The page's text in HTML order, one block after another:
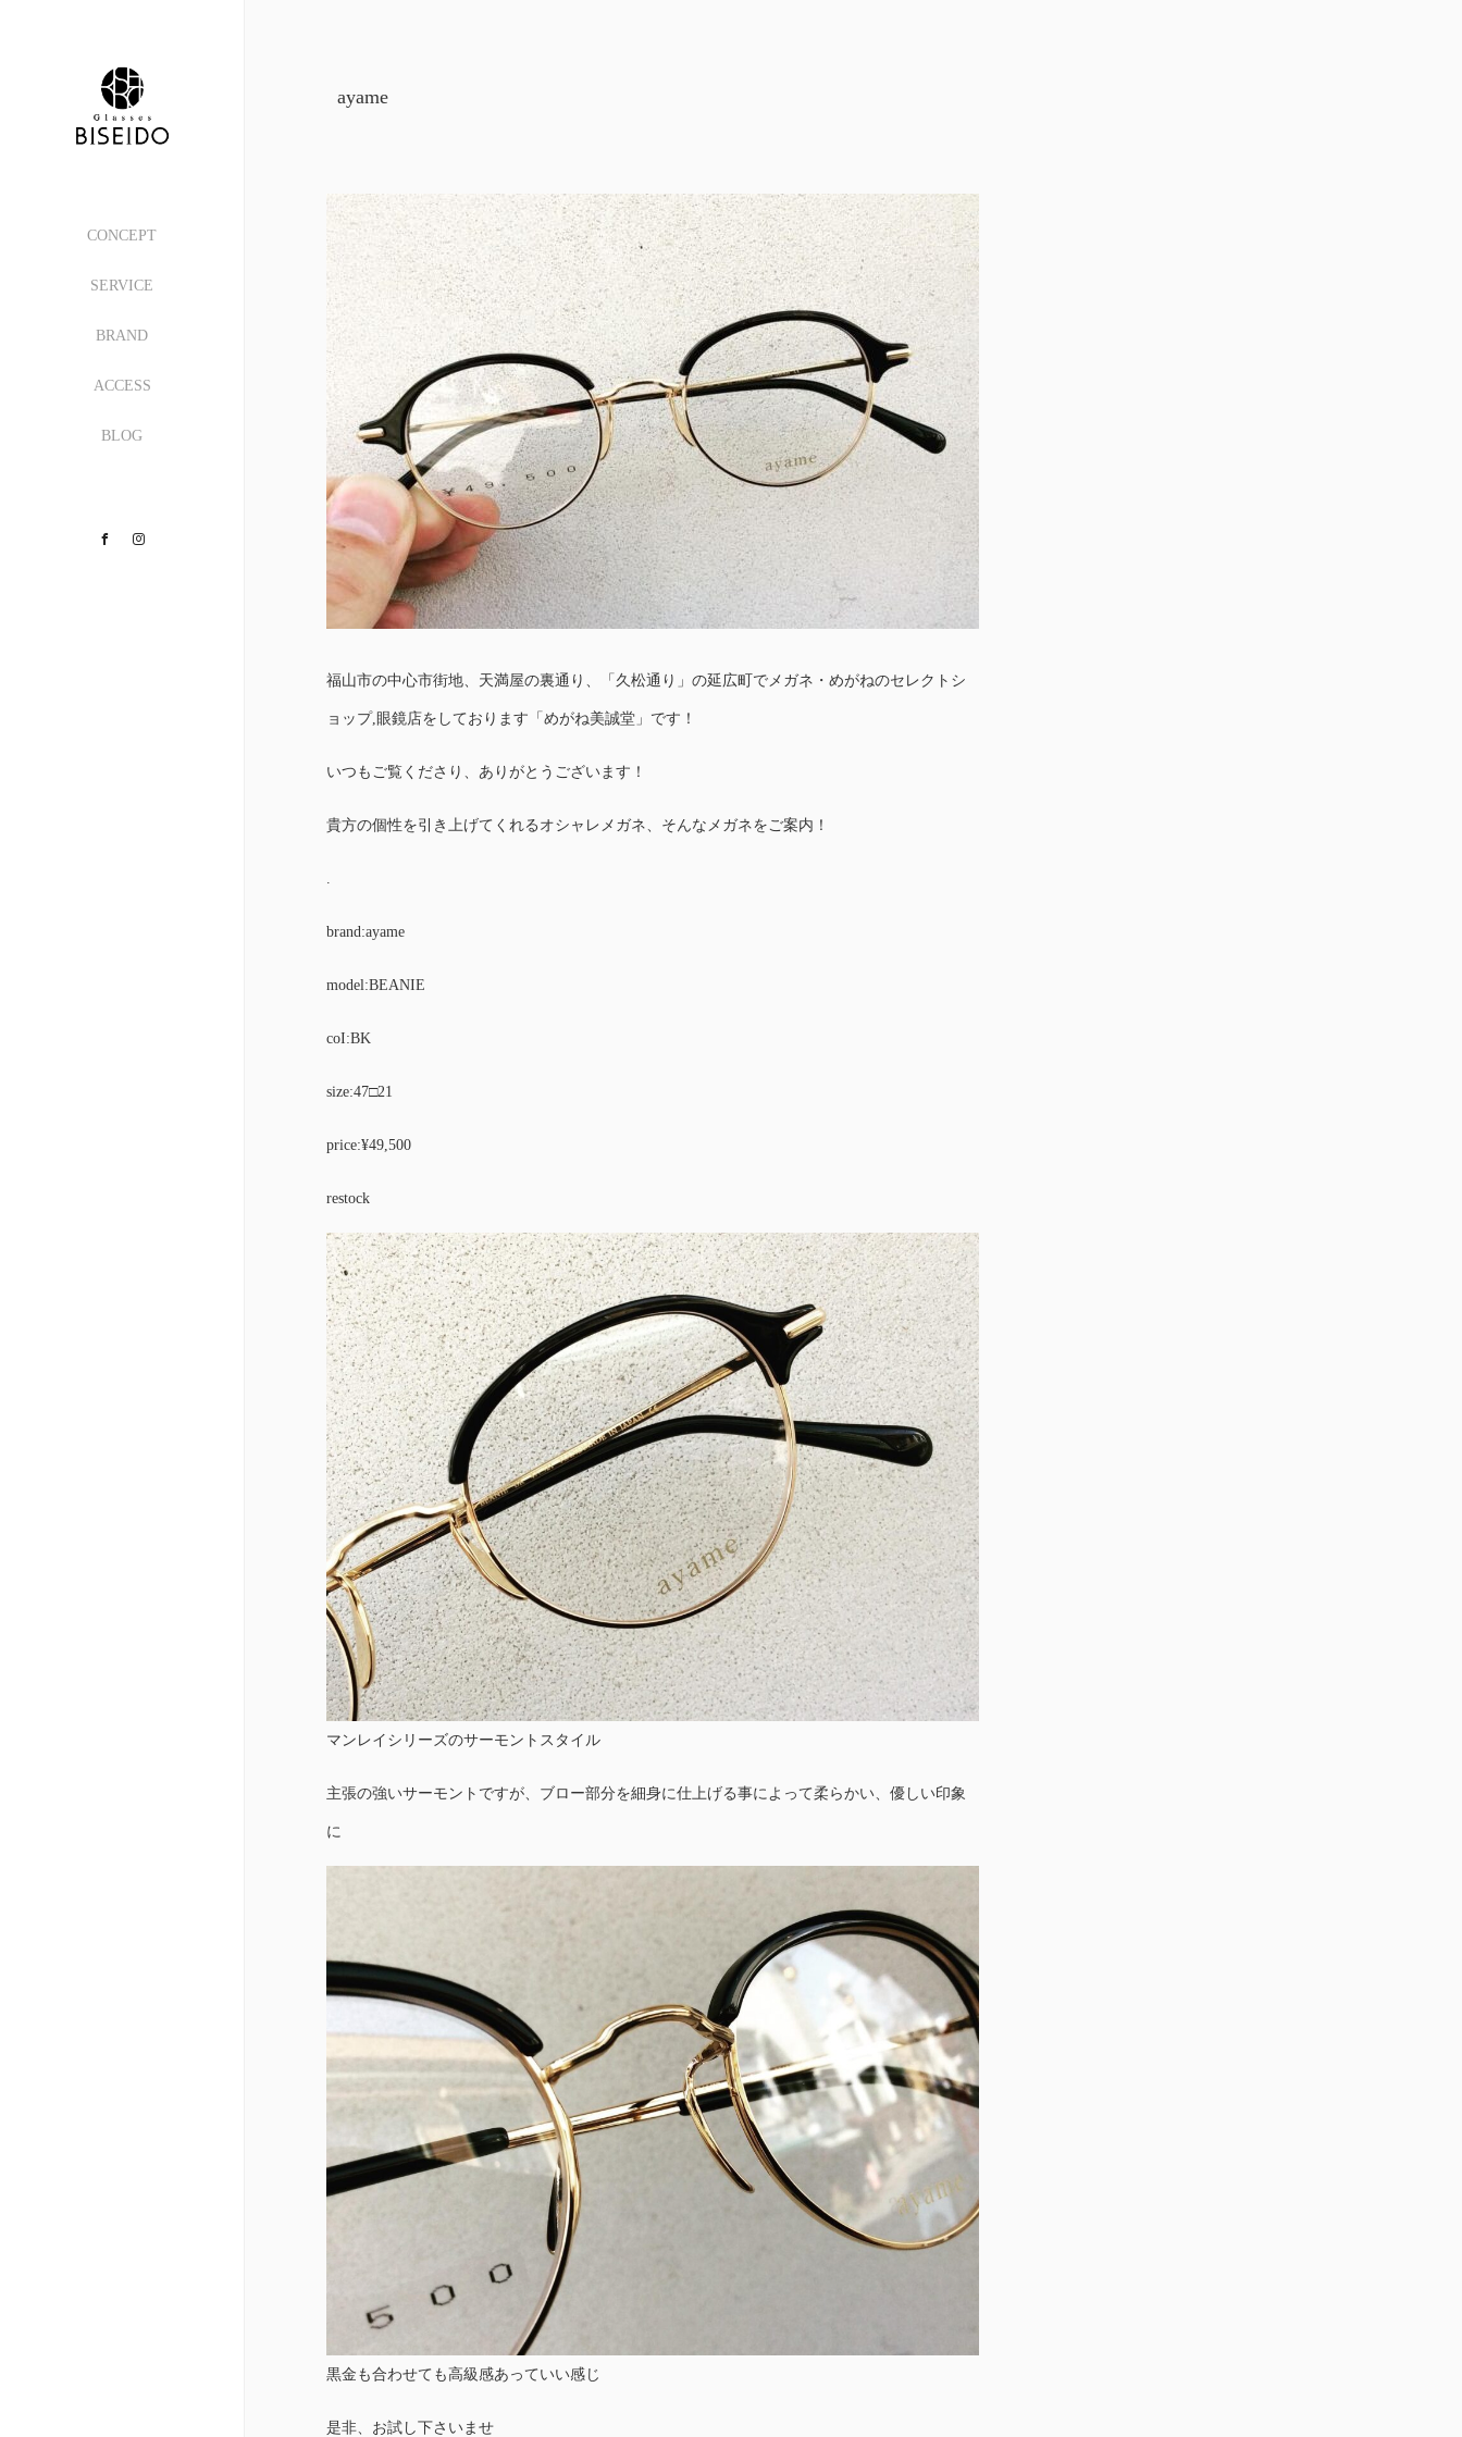
CONCEPT
SERVICE
BRAND
ACCESS
BLOG
Facebook
ayame
福山市の中心市街地、天満屋の裏通り、「久松通り」の延広町でメガネ・めがねのセレクトシ
ョップ,眼鏡店をしております「めがね美誠堂」です！
いつもご覧くださり、ありがとうございます！
貴方の個性を引き上げてくれるオシャレメガネ、そんなメガネをご案内！
.
brand:ayame
model:BEANIE
coI:BK
size:47□21
price:¥49,500
restock
マンレイシリーズのサーモントスタイル
主張の強いサーモントですが、ブロー部分を細身に仕上げる事によって柔らかい、優しい印象
に
黒金も合わせても高級感あっていい感じ
是非、お試し下さいませ